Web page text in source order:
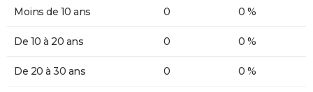
Moins de 10 ans 0 0 %
De 10 à 20 ans 0 0 %
De 20 à 30 ans 0 0 %